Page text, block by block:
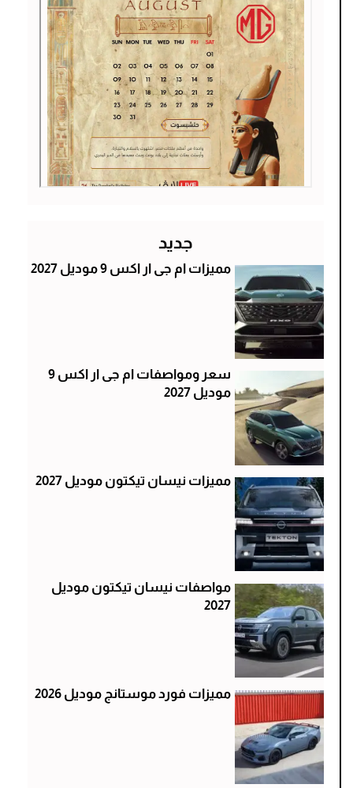
جديد
مميزات ام جى ار اكس 9 موديل 2027
سعر ومواصفات ام جى ار اكس 9
موديل 2027
مميزات نيسان تيكتون موديل 2027
مواصفات نيسان تيكتون موديل
2027
مميزات فورد موستانج موديل 2026